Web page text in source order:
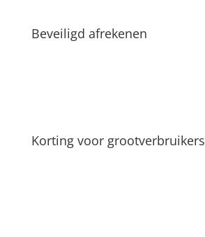
Beveiligd afrekenen
Korting voor grootverbruikers